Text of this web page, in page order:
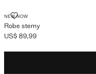
NEW NOW
Robe stemy
ROBE STEMY
Prix actuel [US$ 89,99 ]
US$ 89,99